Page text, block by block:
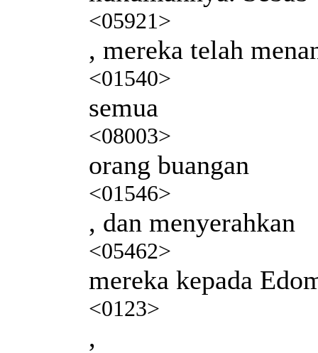
<05921>
, mereka telah
<01540>
semua
<08003>
orang buangan
<01546>
, dan menyerahkan
<05462>
mereka kepada
<0123>
,